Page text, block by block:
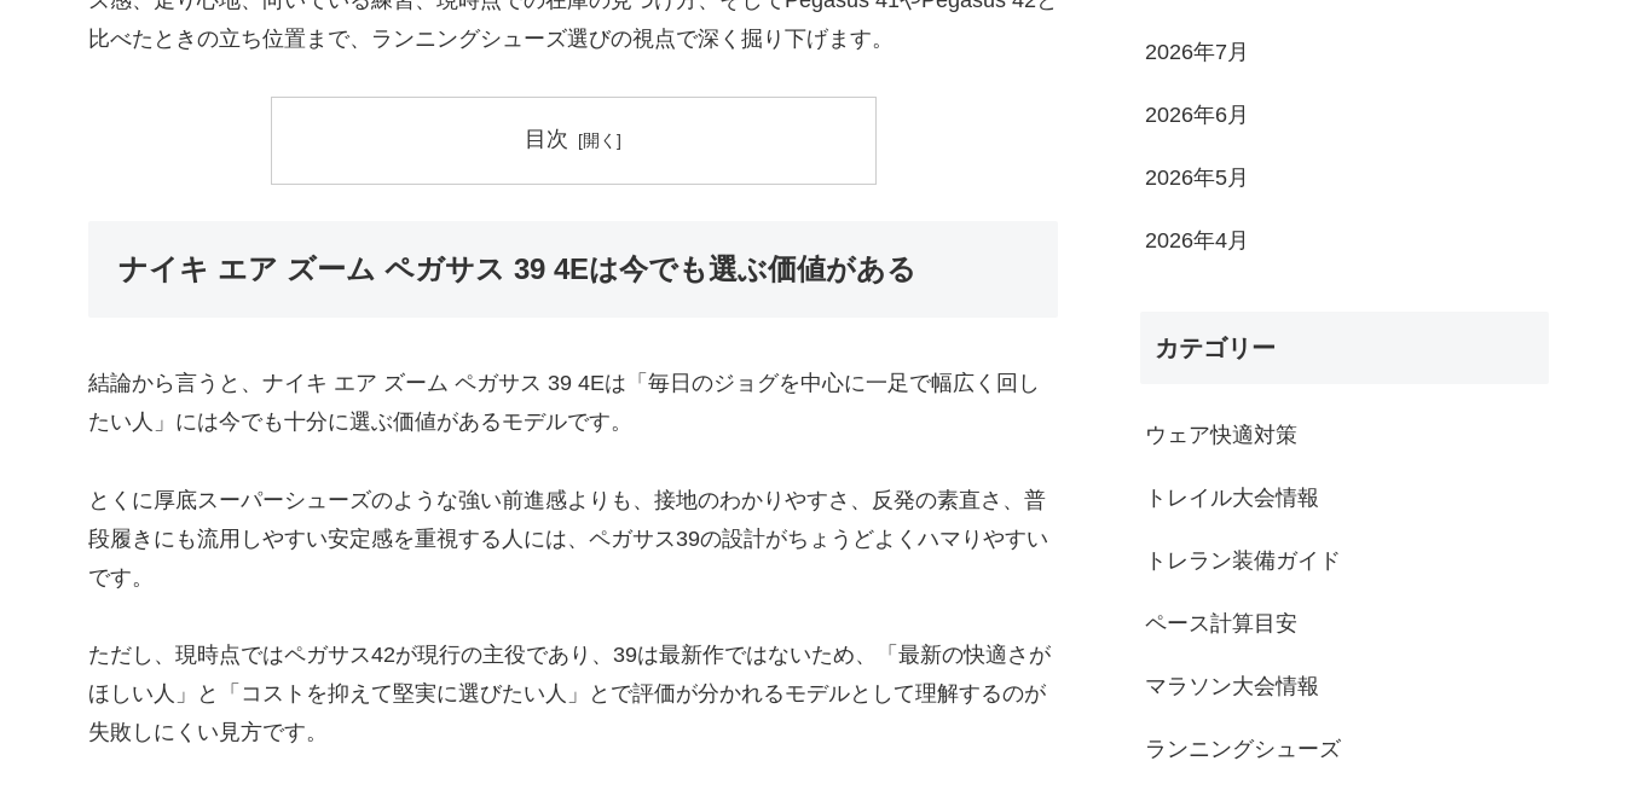
比べたときの立ち位置まで、ランニングシューズ選びの視点で深く掘り下げます。
目次
ナイキ エア ズーム ペガサス 39 4Eは今でも選ぶ価値がある
結論から言うと、ナイキ エア ズーム ペガサス 39 4Eは「毎日のジョグを中心に一足で幅広く回し
たい人」には今でも十分に選ぶ価値があるモデルです。
とくに厚底スーパーシューズのような強い前進感よりも、接地のわかりやすさ、反発の素直さ、普
段履きにも流用しやすい安定感を重視する人には、ペガサス39の設計がちょうどよくハマりやすい
です。
ただし、現時点ではペガサス42が現行の主役であり、39は最新作ではないため、「最新の快適さが
ほしい人」と「コストを抑えて堅実に選びたい人」とで評価が分かれるモデルとして理解するのが
失敗しにくい見方です。
2026年7月
2026年6月
2026年5月
2026年4月
カテゴリー
ウェア快適対策
トレイル大会情報
トレラン装備ガイド
ペース計算目安
マラソン大会情報
ランニングシューズ